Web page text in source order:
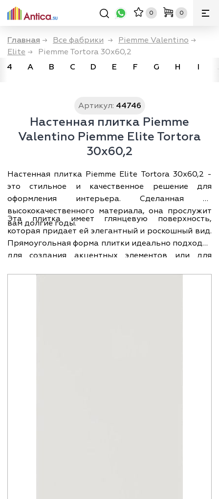
0 0
Главная → Все фабрики → Piemme Valentino →
Elite →
Piemme Tortora 30x60,2
4
A B C D E F G H I
Артикул: 44746
Настенная плитка Piemme
Valentino Piemme Elite Tortora
30x60,2
Настенная плитка Piemme Elite Tortora 30x60,2 -
это стильное и качественное решение для
оформления интерьера. Сделанная из
высококачественного материала, она прослужит
вам долгие годы.
Эта плитка имеет глянцевую поверхность,
которая придает ей элегантный и роскошный вид.
Прямоугольная форма плитки идеально подходит
для создания акцентных элементов или для